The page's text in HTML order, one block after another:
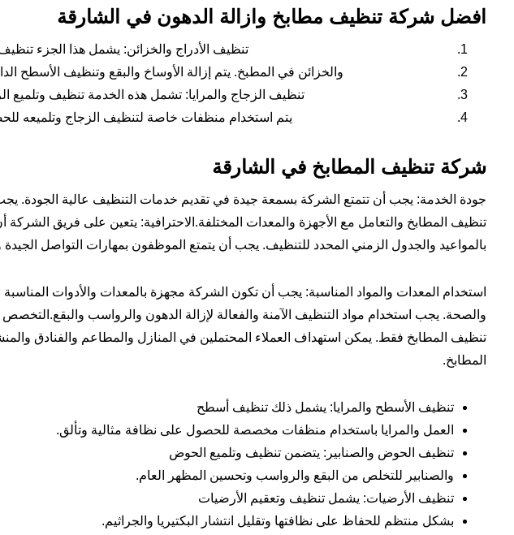
افضل شركة تنظيف مطابخ وازالة الدهون في الشارقة
تنظيف الأدراج والخزائن: يشمل هذا الجزء تنظيف
والخزائن في المطبخ. يتم إزالة الأوساخ والبقع وتنظيف الأسطح
تنظيف الزجاج والمرايا: تشمل هذه الخدمة تنظيف وتلميع
يتم استخدام منظفات خاصة لتنظيف الزجاج وتلميعه
شركة تنظيف المطابخ في الشارقة
جودة الخدمة: يجب أن تتمتع الشركة بسمعة جيدة في تقديم خدمات التنظيف عالية الجودة.
تنظيف المطابخ والتعامل مع الأجهزة والمعدات المختلفة.الاحترافية: يتعين على فريق الشركة
بالمواعيد والجدول الزمني المحدد للتنظيف. يجب أن يتمتع الموظفون بمهارات التواصل
استخدام المعدات والمواد المناسبة: يجب أن تكون الشركة مجهزة بالمعدات والأدوات
والصحة. يجب استخدام مواد التنظيف الآمنة والفعالة لإزالة الدهون والرواسب
تنظيف المطابخ فقط. يمكن استهداف العملاء المحتملين في المنازل والمطاعم والفنادق
المطابخ.
تنظيف الأسطح والمرايا: يشمل ذلك تنظيف أسطح
العمل والمرايا باستخدام منظفات مخصصة للحصول على نظافة مثالية وتألق.
تنظيف الحوض والصنابير: يتضمن تنظيف وتلميع الحوض
والصنابير للتخلص من البقع والرواسب وتحسين المظهر العام.
تنظيف الأرضيات: يشمل تنظيف وتعقيم الأرضيات
بشكل منتظم للحفاظ على نظافتها وتقليل انتشار البكتيريا والجراثيم.